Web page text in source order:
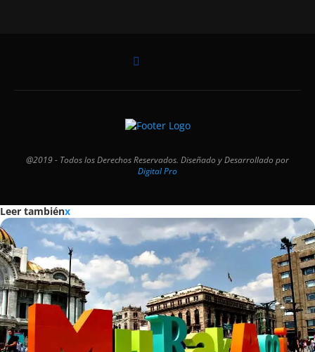
@2019 - Todos los Derechos Reservados. Diseñado y Desarrollado por
Digital Pro
Leer tambiénx